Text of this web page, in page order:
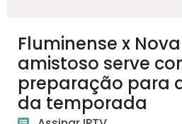
Fluminense x
amistoso serve
preparação para
da temporada